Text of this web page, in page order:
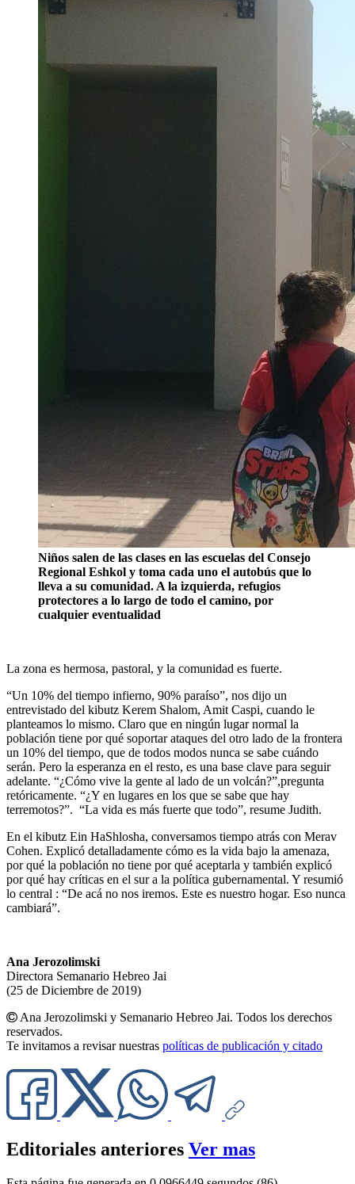
Niños salen de las clases en las escuelas del Consejo
Regional Eshkol y toma cada uno el autobús que lo
lleva a su comunidad. A la izquierda, refugios
protectores a lo largo de todo el camino, por
cualquier eventualidad
La zona es hermosa, pastoral, y la comunidad es fuerte.
“Un 10% del tiempo infierno, 90% paraíso”, nos dijo un
entrevistado del kibutz Kerem Shalom, Amit Caspi, cuando le
planteamos lo mismo. Claro que en ningún lugar normal la
población tiene por qué soportar ataques del otro lado de la frontera
un 10% del tiempo, que de todos modos nunca se sabe cuándo
serán. Pero la esperanza en el resto, es una base clave para seguir
adelante. “¿Cómo vive la gente al lado de un volcán?”,pregunta
retóricamente. “¿Y en lugares en los que se sabe que hay
terremotos?”. “La vida es más fuerte que todo”, resume Judith.
En el kibutz Ein HaShlosha, conversamos tiempo atrás con Merav
Cohen. Explicó detalladamente cómo es la vida bajo la amenaza,
por qué la población no tiene por qué aceptarla y también explicó
por qué hay críticas en el sur a la política gubernamental. Y resumió
lo central : “De acá no nos iremos. Este es nuestro hogar. Eso nunca
cambiará”.
Ana Jerozolimski
Directora Semanario Hebreo Jai
(25 de Diciembre de 2019)
Ana Jerozolimski y Semanario Hebreo Jai. Todos los derechos
reservados.
Te invitamos a revisar nuestras políticas de publicación y citado
Editoriales anteriores Ver mas